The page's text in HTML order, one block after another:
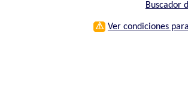
Buscador
⚠ Ver condiciones